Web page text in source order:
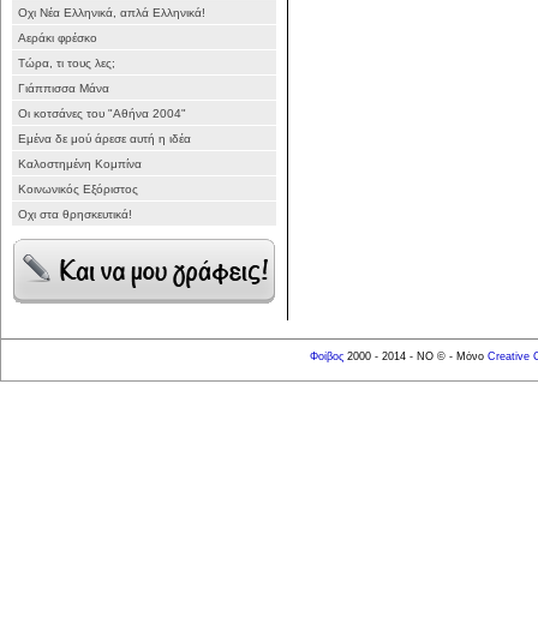
Οχι Νέα Ελληνικά, απλά Ελληνικά!
Αεράκι φρέσκο
Τώρα, τι τους λες;
Γιάππισσα Μάνα
Οι κοτσάνες του "Αθήνα 2004"
Εμένα δε μού άρεσε αυτή η ιδέα
Καλοστημένη Κομπίνα
Κοινωνικός Εξόριστος
Οχι στα θρησκευτικά!
Φοίβος 2000 - 2014 - NO © - Μόνο Creative